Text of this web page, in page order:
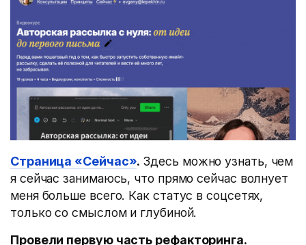
Страница «Сейчас». Здесь можно узнать, чем
я сейчас занимаюсь, что прямо сейчас волнует
меня больше всего. Как статус в соцсетях,
только со смыслом и глубиной.
Провели первую часть рефакторинга.